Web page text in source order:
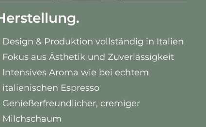
Design & Produktion vollständig in Italien
Fokus aus Ästhetik und Zuverlässigkeit
Intensives Aroma wie bei echtem
italienischen Espresso
Genießerfreundlicher, cremiger
Milchschaum